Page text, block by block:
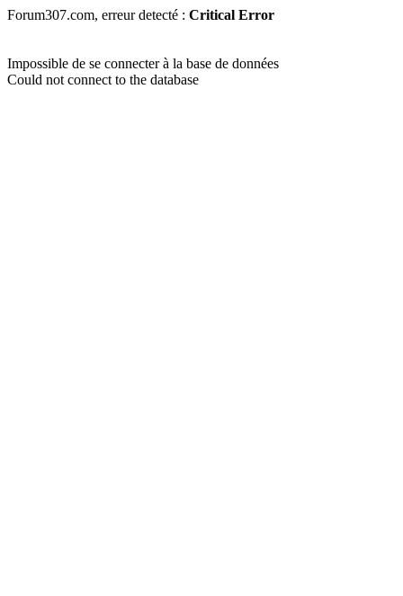
Forum307.com, erreur detecté : Critical Error
Impossible de se connecter à la base de données
Could not connect to the database